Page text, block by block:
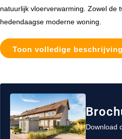
natuurlijk vloerverwarming. Zowel de
hedendaagse moderne woning.
Toon volledige beschrijving
Download